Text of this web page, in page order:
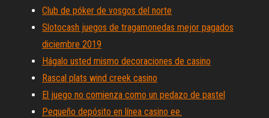
Club de póker de vosgos del norte
Slotocash juegos de tragamonedas mejor pagados
diciembre 2019
Hágalo usted mismo decoraciones de casino
Rascal plats wind creek casino
El juego no comienza como un pedazo de pastel
Pequeño depósito en línea casino ee.